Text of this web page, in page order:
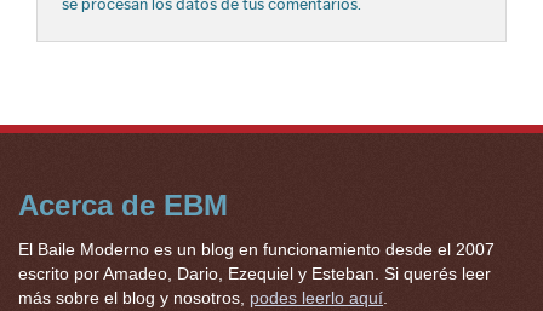
se procesan los datos de tus comentarios.
Acerca de EBM
El Baile Moderno es un blog en funcionamiento desde el 2007
escrito por Amadeo, Dario, Ezequiel y Esteban. Si querés leer
más sobre el blog y nosotros, podes leerlo aquí